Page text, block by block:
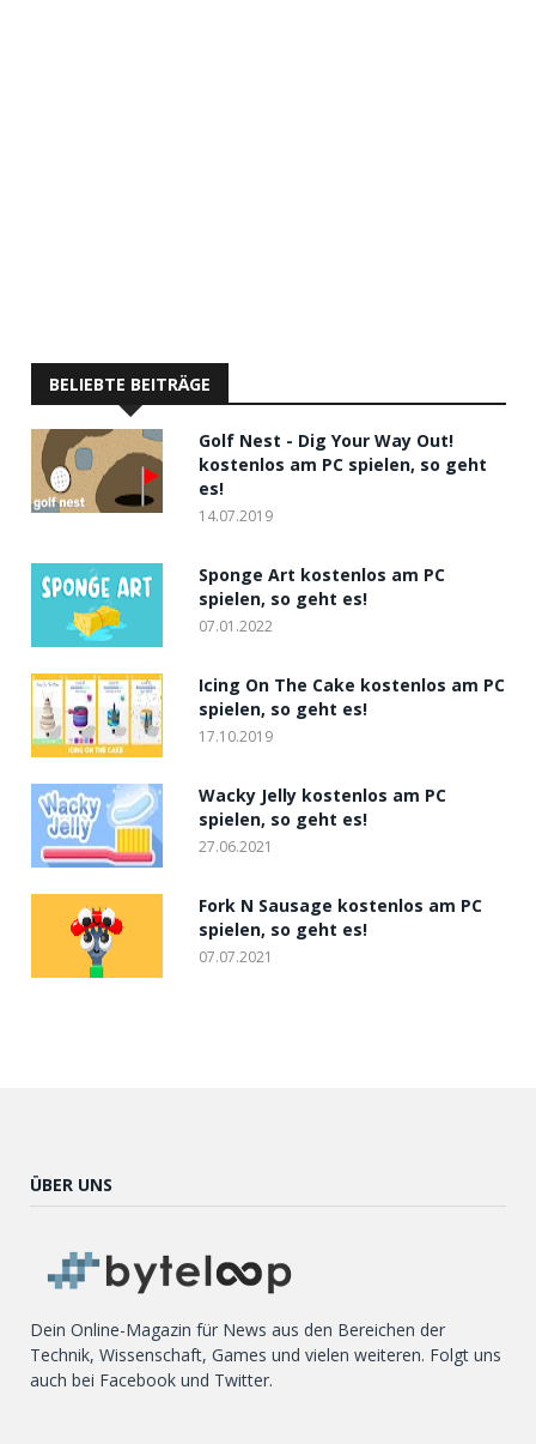
BELIEBTE BEITRÄGE
Golf Nest - Dig Your Way Out!
kostenlos am PC spielen, so geht
es!
14.07.2019
Sponge Art kostenlos am PC
spielen, so geht es!
07.01.2022
Icing On The Cake kostenlos am PC
spielen, so geht es!
17.10.2019
Wacky Jelly kostenlos am PC
spielen, so geht es!
27.06.2021
Fork N Sausage kostenlos am PC
spielen, so geht es!
07.07.2021
ÜBER UNS
Dein Online-Magazin für News aus den Bereichen der
Technik, Wissenschaft, Games und vielen weiteren. Folgt uns
auch bei Facebook und Twitter.